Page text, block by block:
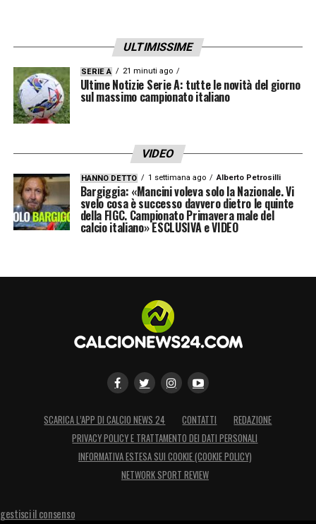
ULTIMISSIME
SERIE A 21 minuti ago
Ultime Notizie Serie A: tutte le novità del giorno
sul massimo campionato italiano
VIDEO
HANNO DETTO 1 settimana ago Alberto Petrosilli
Bargiggia: «Mancini voleva solo la Nazionale. Vi
svelo cosa è successo davvero dietro le quinte
della FIGC. Campionato Primavera male del
calcio italiano» ESCLUSIVA e VIDEO
SCARICA L’APP DI CALCIO NEWS 24 CONTATTI
REDAZIONE
PRIVACY POLICY E TRATTAMENTO DEI DATI PERSONALI
INFORMATIVA ESTESA SUI COOKIE (COOKIE POLICY)
NETWORK SPORT REVIEW
gestisci il consenso